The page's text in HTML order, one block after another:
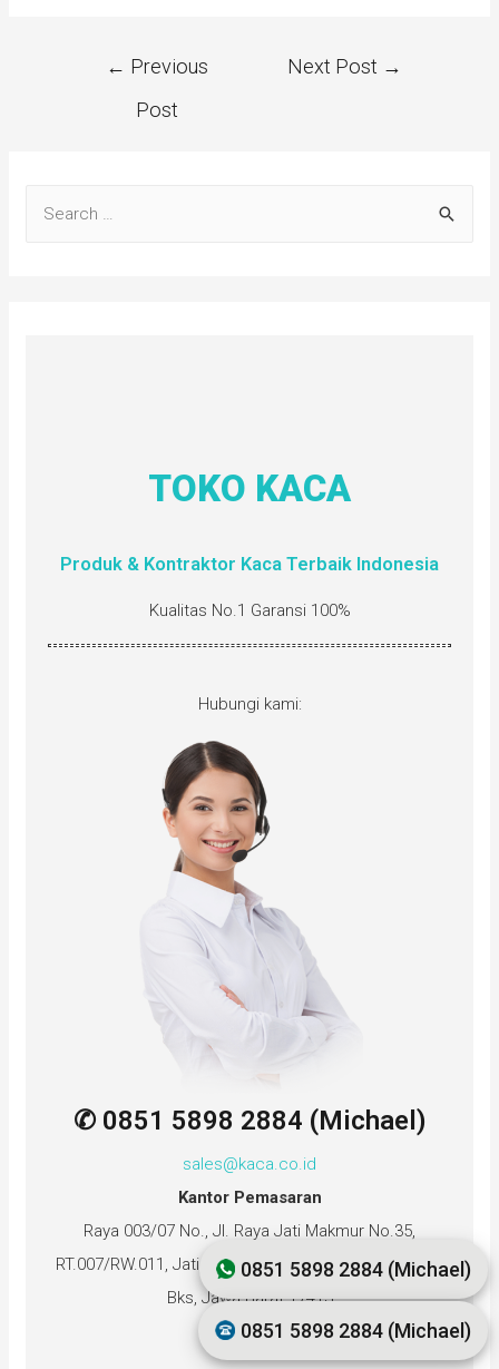
← Previous
Post
Next Post →
TOKO KACA
Produk & Kontraktor Kaca Terbaik Indonesia
Kualitas No.1 Garansi 100%
Hubungi kami:
✆ 0851 5898 2884 (Michael)
sales@kaca.co.id
Kantor Pemasaran
Raya 003/07 No., Jl. Raya Jati Makmur No.35,
RT.007/RW.011, Jatimakmur, Kec. Pondokgede, Kota
Bks, Jawa Barat 17413
0851 5898 2884 (Michael)
0851 5898 2884 (Michael)